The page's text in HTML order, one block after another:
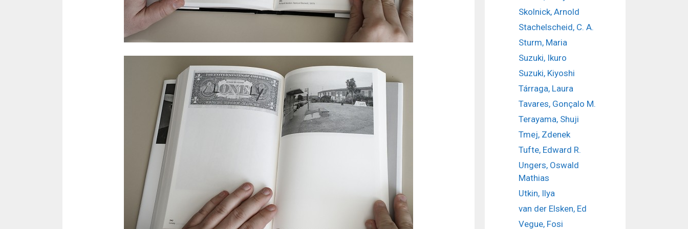
Skolnick, Arnold
Stachelscheid, C. A.
Sturm, Maria
Suzuki, Ikuro
Suzuki, Kiyoshi
Tárraga, Laura
Tavares, Gonçalo M.
Terayama, Shuji
Tmej, Zdenek
Tufte, Edward R.
Ungers, Oswald
Mathias
Utkin, Ilya
van der Elsken, Ed
Vegue, Fosi